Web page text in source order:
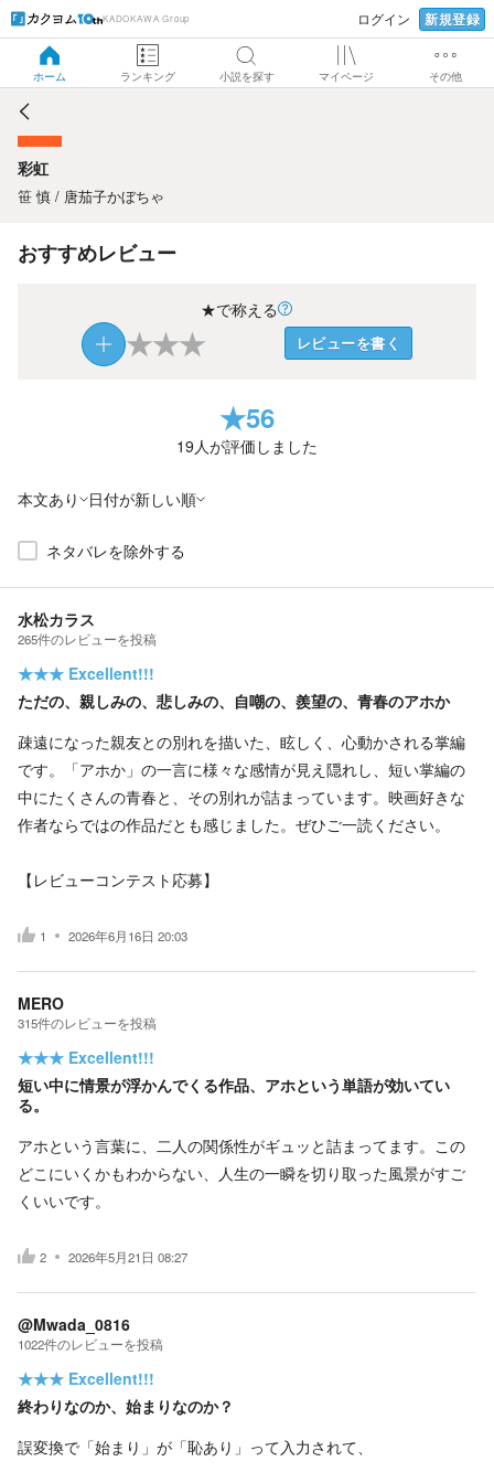
KADOKAWA Group ログイン 新規登録
ホーム ランキング 小説を探す マイページ その他
彩虹
彩虹
笹 慎 / 唐茄子かぼちゃ
おすすめレビュー
★で称える
★★★ レビューを書く
★56
19人が評価しました
本文あり 日付が新しい順
ネタバレを除外する
水松カラス
265件のレビューを投稿
★★★ Excellent!!!
ただの、親しみの、悲しみの、自嘲の、羨望の、青春のアホか
疎遠になった親友との別れを描いた、眩しく、心動かされる掌編
です。「アホか」の一言に様々な感情が見え隠れし、短い掌編の
中にたくさんの青春と、その別れが詰まっています。映画好きな
作者ならではの作品だとも感じました。ぜひご一読ください。
【レビューコンテスト応募】
1 2026年6月16日 20:03
MERO
315件のレビューを投稿
★★★ Excellent!!!
短い中に情景が浮かんでくる作品、アホという単語が効いてい
る。
アホという言葉に、二人の関係性がギュッと詰まってます。この
どこにいくかもわからない、人生の一瞬を切り取った風景がすご
くいいです。
2 2026年5月21日 08:27
@Mwada_0816
1022件のレビューを投稿
★★★ Excellent!!!
終わりなのか、始まりなのか？
誤変換で「始まり」が「恥あり」って入力されて、